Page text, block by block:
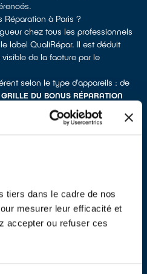
tiers dans le cadre de nos
mesurer leur efficacité et
accepter ou refuser ces
à Paris ?
chez tous les professionnels
label QualiRépar. Il est déduit
de la facture par le
selon le type d’appareils : de
DU BONUS RÉPARATION
correspondant à votre